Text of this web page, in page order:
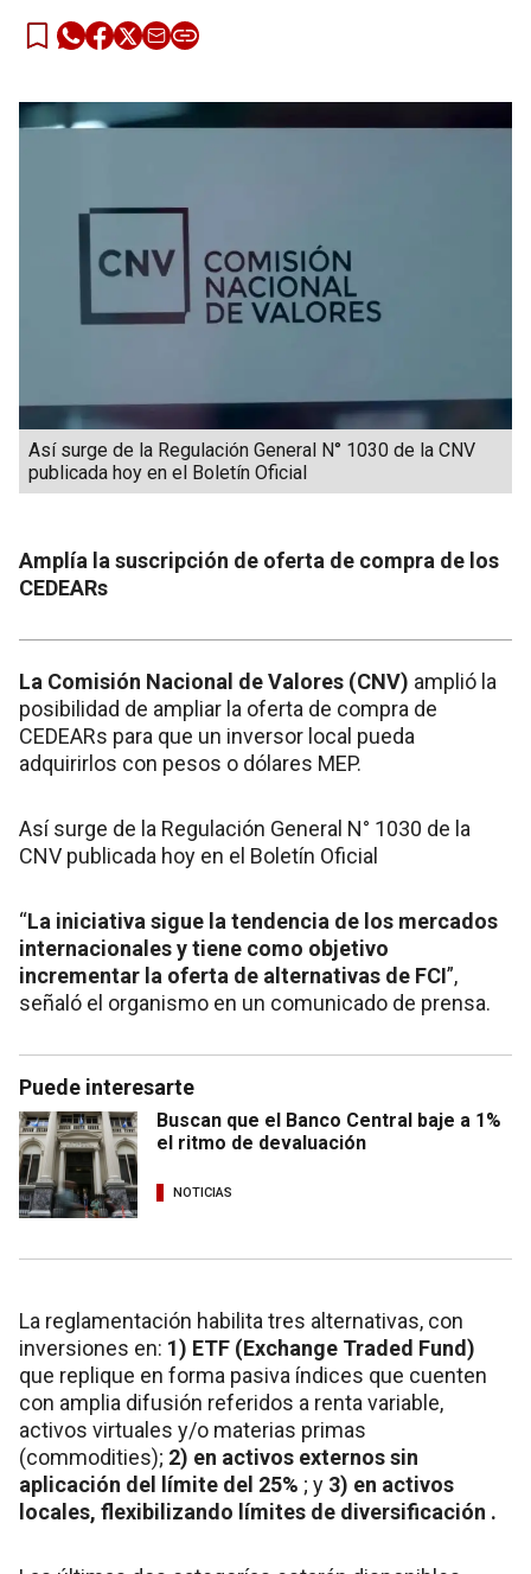
Así surge de la Regulación General N° 1030 de la CNV
publicada hoy en el Boletín Oficial
Amplía la suscripción de oferta de compra de los
CEDEARs
La Comisión Nacional de Valores (CNV) amplió la
posibilidad de ampliar la oferta de compra de
CEDEARs para que un inversor local pueda
adquirirlos con pesos o dólares MEP.
Así surge de la Regulación General N° 1030 de la
CNV publicada hoy en el Boletín Oficial
“La iniciativa sigue la tendencia de los mercados
internacionales y tiene como objetivo
incrementar la oferta de alternativas de FCI”,
señaló el organismo en un comunicado de prensa.
Puede interesarte
Buscan que el Banco Central baje a 1%
el ritmo de devaluación
NOTICIAS
La reglamentación habilita tres alternativas, con
inversiones en: 1) ETF (Exchange Traded Fund)
que replique en forma pasiva índices que cuenten
con amplia difusión referidos a renta variable,
activos virtuales y/o materias primas
(commodities); 2) en activos externos sin
aplicación del límite del 25% ; y 3) en activos
locales, flexibilizando límites de diversificación .